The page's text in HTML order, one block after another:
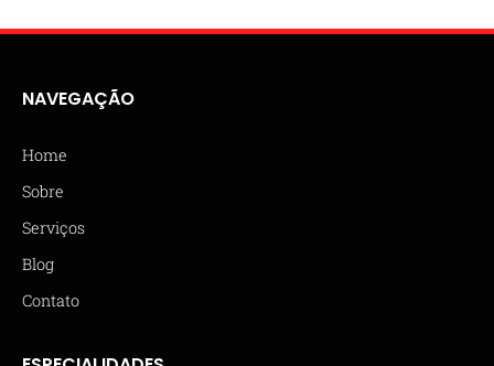
NAVEGAÇÃO
Home
Sobre
Serviços
Blog
Contato